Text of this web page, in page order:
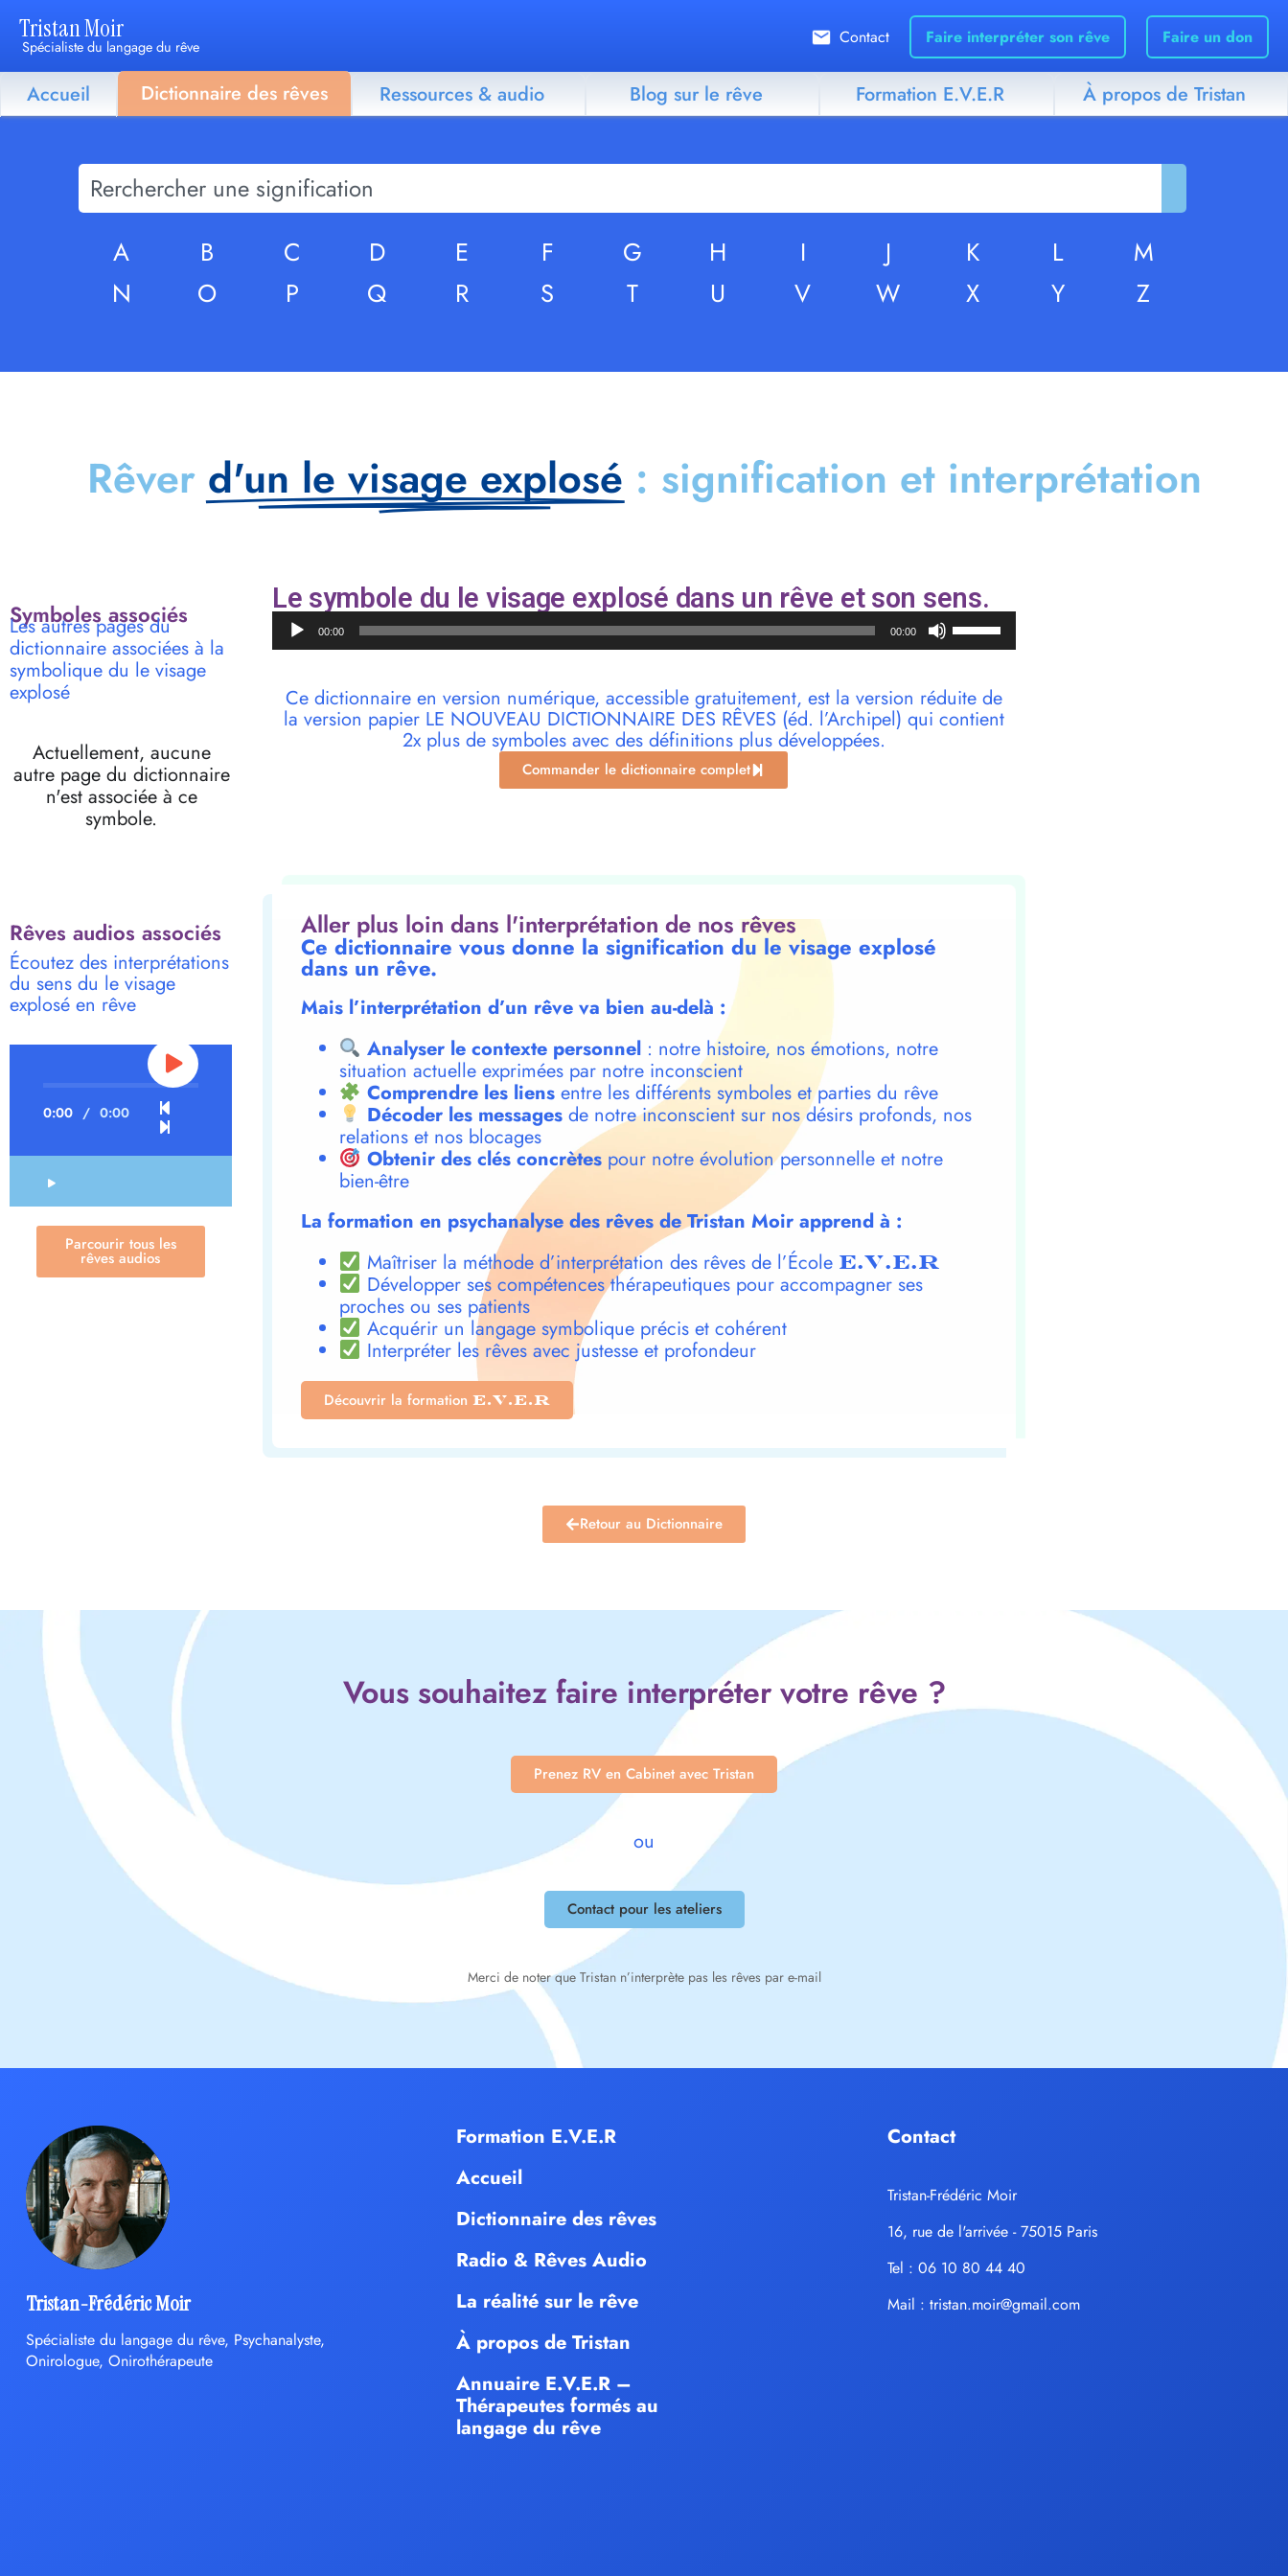
Tristan Moir
Spécialiste du langage du rêve Contact Faire interpréter son rêve Faire un don
Accueil Dictionnaire des rêves Ressources & audio Blog sur le rêve Formation E.V.E.R À propos de Tristan
A B C D E F G H I J K L
M
N
O P Q R S T U V W X Y Z
Rêver d'un le visage explosé : signification et interprétation
Symboles associés
Les autres pages du
dictionnaire associées à la
symbolique du le visage
explosé
Actuellement, aucune
autre page du dictionnaire
n'est associée à ce
symbole.
Rêves audios associés
Écoutez des interprétations
du sens du le visage
explosé en rêve
0:00 / 0:00
Parcourir tous les
rêves audios
Le symbole du le visage explosé dans un rêve et son sens.
Lecteur
audio00:00 00:00
haut/bas
pour
augmenter
Ce dictionnaire en version numérique, accessible gratuitement, est la version réduite de
la version papier LE NOUVEAU DICTIONNAIRE DES RÊVES (éd. l’Archipel) qui contient
2x plus de symboles avec des définitions plus développées.
Commander le dictionnaire complet
Aller plus loin dans l'interprétation de nos rêves
Ce dictionnaire vous donne la signification du le visage explosé
dans un rêve.
Mais l’interprétation d’un rêve va bien au-delà :
Analyser le contexte personnel: notre histoire, nos émotions, notre
situation actuelle exprimées par notre inconscient
Comprendre les liensentre les différents symboles et parties du rêve
Décoder les messagesde notre inconscient sur nos désirs profonds, nos
relations et nos blocages
Obtenir des clés concrètespour notre évolution personnelle et notre
bien-être
La formation en psychanalyse des rêves de Tristan Moir apprend à :
Maîtriser la méthode d’interprétation des rêves de l’École E.V.E.R
Développer ses compétences thérapeutiques pour accompagner ses
proches ou ses patients
Acquérir un langage symbolique précis et cohérent
Interpréter les rêves avec justesse et profondeur
Découvrir la formation E.V.E.R
Retour au Dictionnaire
Vous souhaitez faire interpréter votre rêve ?
Prenez RV en Cabinet avec Tristan
ou
Contact pour les ateliers
Merci de noter que Tristan n’interprète pas les rêves par e-mail
Tristan-Frédéric Moir
Spécialiste du langage du rêve, Psychanalyste,
Onirologue, Onirothérapeute
Formation E.V.E.R
Accueil
Dictionnaire des rêves
Radio & Rêves Audio
La réalité sur le rêve
À propos de Tristan
Annuaire E.V.E.R –
Thérapeutes formés au
langage du rêve
Contact
Tristan-Frédéric Moir
16, rue de l'arrivée - 75015 Paris
Tel : 06 10 80 44 40
Mail :tristan.moir@gmail.com